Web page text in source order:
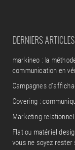
DERNIERS ARTICLES
markineo : la
communication en
Campagnes
Covering :
Marketing relationnel
Flat ou matériel
vous ne soyez rester